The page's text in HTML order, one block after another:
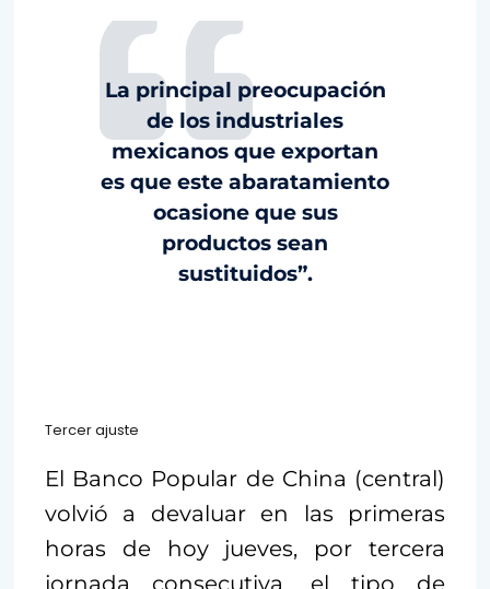
La principal preocupación
de los industriales
mexicanos que exportan
es que este abaratamiento
ocasione que sus
productos sean
sustituidos”.
Tercer ajuste
El Banco Popular de China (central)
volvió a devaluar en las primeras
horas de hoy jueves, por tercera